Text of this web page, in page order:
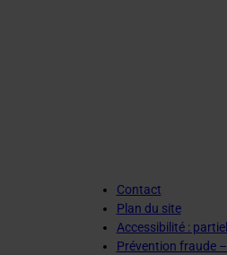
Contact
Plan du site
Accessibilité :
Prévention fraude